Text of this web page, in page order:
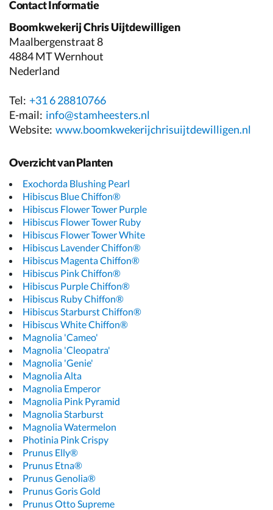
Contact Informatie
Boomkwekerij Chris Uijtdewilligen
Maalbergenstraat 8
4884 MT Wernhout
Nederland
Tel: +31 6 28810766
E-mail: info@stamheesters.nl
Website: www.boomkwekerijchrisuijtdewilligen.nl
Overzicht van Planten
Exochorda Blushing Pearl
Hibiscus Blue Chiffon®
Hibiscus Flower Tower Purple
Hibiscus Flower Tower Ruby
Hibiscus Flower Tower White
Hibiscus Lavender Chiffon®
Hibiscus Magenta Chiffon®
Hibiscus Pink Chiffon®
Hibiscus Purple Chiffon®
Hibiscus Ruby Chiffon®
Hibiscus Starburst Chiffon®
Hibiscus White Chiffon®
Magnolia 'Cameo'
Magnolia 'Cleopatra'
Magnolia 'Genie'
Magnolia Alta
Magnolia Emperor
Magnolia Pink Pyramid
Magnolia Starburst
Magnolia Watermelon
Photinia Pink Crispy
Prunus Elly®
Prunus Etna®
Prunus Genolia®
Prunus Goris Gold
Prunus Otto Supreme